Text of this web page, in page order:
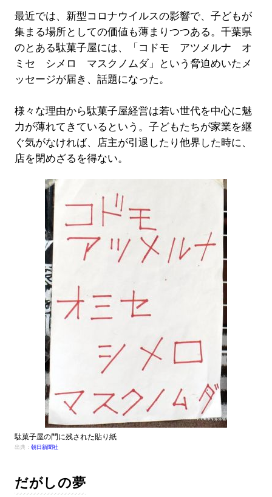
最近では、新型コロナウイルスの影響で、子どもが
集まる場所としての価値も薄まりつつある。千葉県
のとある駄菓子屋には、「コドモ アツメルナ オ
ミセ シメロ マスクノムダ」という脅迫めいたメ
ッセージが届き、話題になった。
様々な理由から駄菓子屋経営は若い世代を中心に魅
力が薄れてきているという。子どもたちが家業を継
ぐ気がなければ、店主が引退したり他界した時に、
店を閉めざるを得ない。
駄菓子屋の門に残された貼り紙
出典： 朝日新聞社
だがしの夢